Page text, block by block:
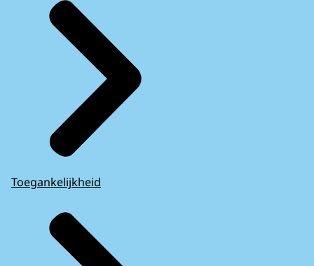
Toegankelijkheid